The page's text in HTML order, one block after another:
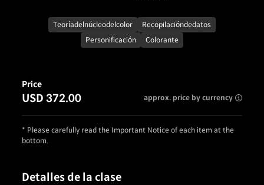
Teoríadelnúcleodelcolor
Recopilacióndedatos
Personificación
Colorante
Detalles de la clase
Price
USD 372.00 approx. price by currency
* Please carefully read the Important Notice of each item at the
bottom.